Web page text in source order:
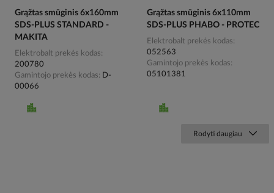
Grąžtas smūginis 6x160mm
SDS-PLUS STANDARD -
MAKITA
Elektrobalt prekės kodas
200780
Gamintojo prekės kodas
D-
00066
Grąžtas smūginis 6x110mm
SDS-PLUS PHABO - PROTEC
Elektrobalt prekės kodas
052563
Gamintojo prekės kodas
05101381
Rodyti daugiau